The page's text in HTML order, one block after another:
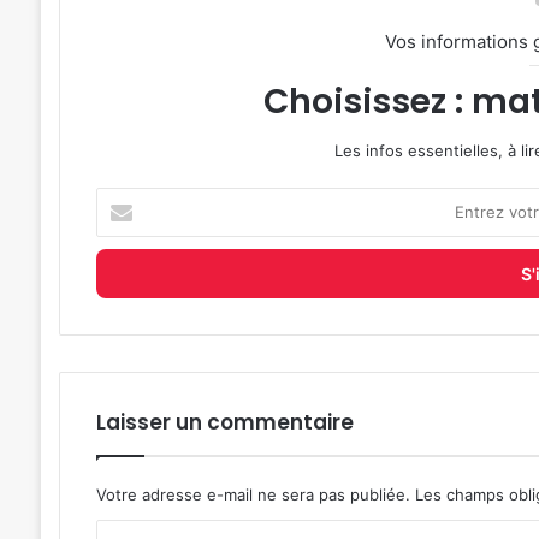
Vos informations
Choisissez :
Les infos essentielles, à
votre
adresse
mail
Laisser un commentaire
Votre adresse e-mail ne sera pas publiée. Les champs